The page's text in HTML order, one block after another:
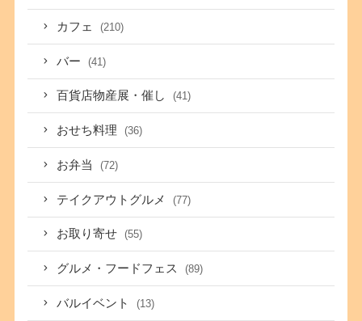
カフェ (210)
バー (41)
百貨店物産展・催し (41)
おせち料理 (36)
お弁当 (72)
テイクアウトグルメ (77)
お取り寄せ (55)
グルメ・フードフェス (89)
バルイベント (13)